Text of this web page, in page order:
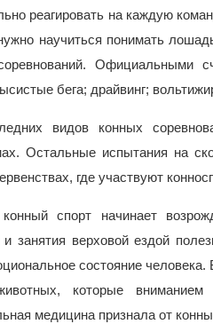
реагировать на каждую
научиться понимать
Официальными
бега; драйвинг;
видов конных
Остальные испытания на
где участвуют
конный спорт начинает
и занятия верховой ездой
состояние
которые
медицина признала от